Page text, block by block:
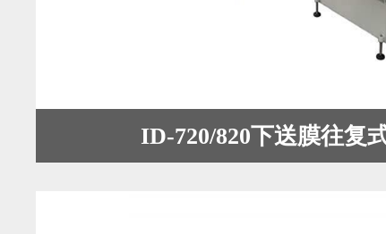
ID-720/820下送膜往复